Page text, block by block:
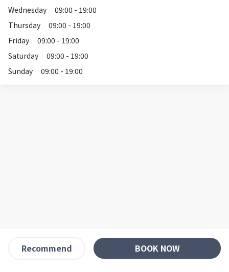
Wednesday
09:00 - 19:00
Thursday
09:00 - 19:00
Friday
09:00 - 19:00
Saturday
09:00 - 19:00
Sunday
09:00 - 19:00
Recommend BOOK NOW